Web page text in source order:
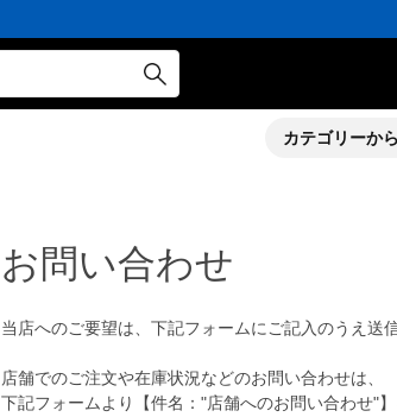
会員の
会員の
カテゴリーか
お問い合わせ
当店へのご要望は、下記フォームにご記入のうえ送
店舗でのご注文や在庫状況などのお問い合わせは、
下記フォームより【件名："店舗へのお問い合わせ"